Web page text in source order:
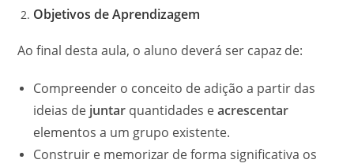
Objetivos de Aprendizagem
Ao final desta aula, o aluno deverá ser capaz de:
Compreender o conceito de adição a partir das
ideias de juntar quantidades eacrescentar
elementos a um grupo existente.
Construir e memorizar de forma significativa os